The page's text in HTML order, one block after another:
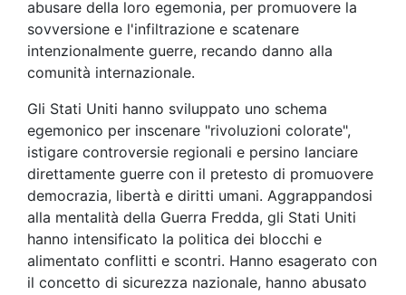
abusare della loro egemonia, per promuovere la
sovversione e l'infiltrazione e scatenare
intenzionalmente guerre, recando danno alla
comunità internazionale.
Gli Stati Uniti hanno sviluppato uno schema
egemonico per inscenare "rivoluzioni colorate",
istigare controversie regionali e persino lanciare
direttamente guerre con il pretesto di promuovere
democrazia, libertà e diritti umani. Aggrappandosi
alla mentalità della Guerra Fredda, gli Stati Uniti
hanno intensificato la politica dei blocchi e
alimentato conflitti e scontri. Hanno esagerato con
il concetto di sicurezza nazionale, hanno abusato